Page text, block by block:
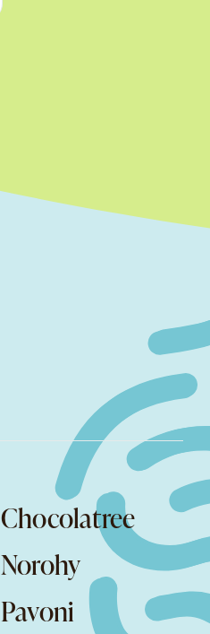
Chocolatree
Norohy
Pavoni